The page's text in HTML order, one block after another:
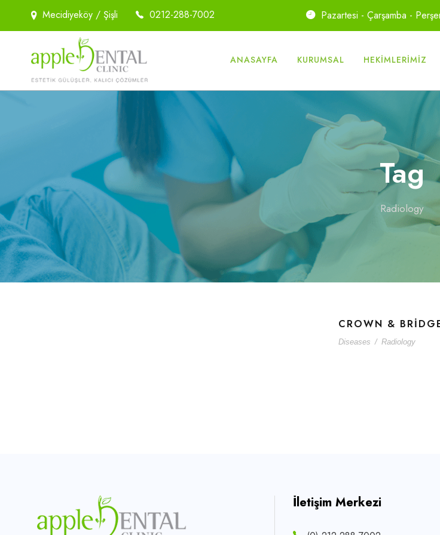
Mecidiyeköy / Şişli 0212-288-7002 Pazartesi - Çarşamba -
ANASAYFA KURUMSAL HEKIMLERIMIZ
Tag
Radiology
CROWN &
Diseases / Radiology
İletişim Merkezi